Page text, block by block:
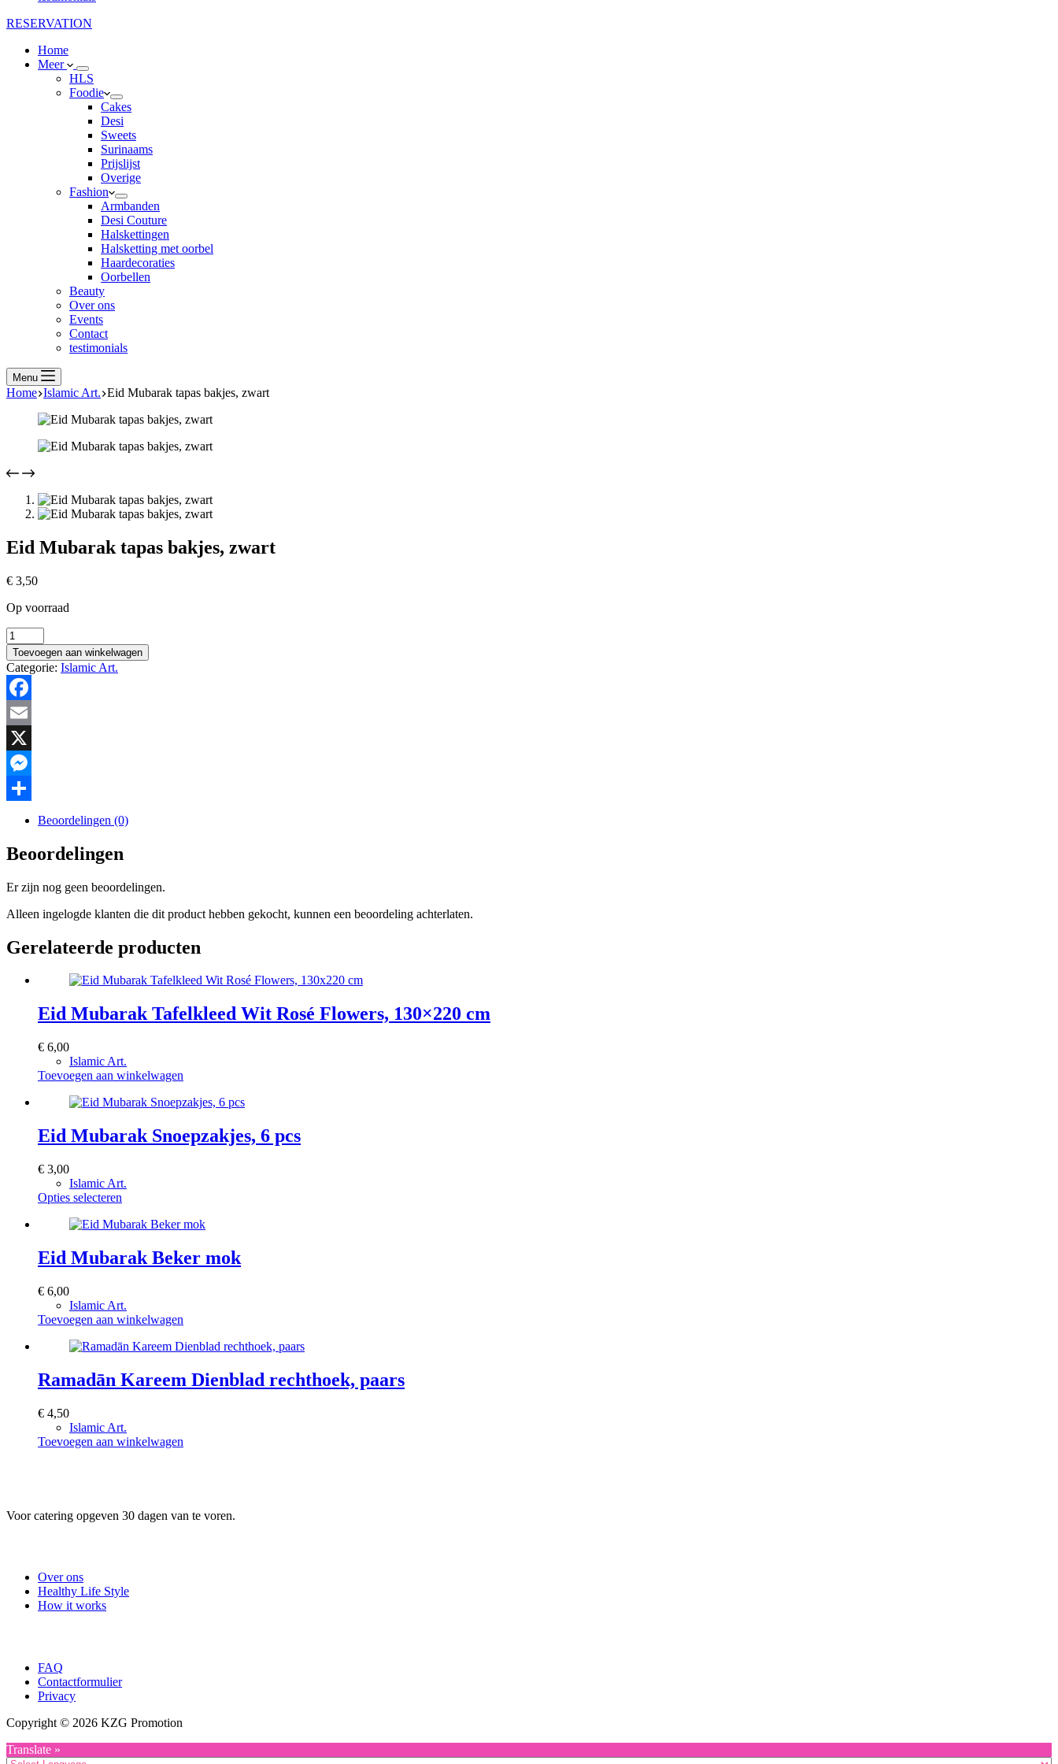
RESERVATION
Home
Meer
HLS
Foodie
Cakes
Desi
Sweets
Surinaams
Prijslijst
Overige
Fashion
Armbanden
Desi Couture
Halskettingen
Halsketting met oorbel
Haardecoraties
Oorbellen
Beauty
Over ons
Events
Contact
testimonials
Menu
Home Islamic Art. Eid Mubarak tapas bakjes, zwart
Eid Mubarak tapas bakjes, zwart
€ 3,50
Op voorraad
Eid
Mubarak
tapas
bakjes,
zwart
hoeveelheid
Toevoegen aan winkelwagen
Categorie: Islamic Art.
Facebook
Email
X
Messenger
Beoordelingen (0)
Beoordelingen
Er zijn nog geen beoordelingen.
Alleen ingelogde klanten die dit product hebben gekocht, kunnen een beoordeling achterlaten.
Gerelateerde producten
Eid Mubarak Tafelkleed Wit Rosé Flowers, 130×220 cm
€ 6,00
Islamic Art.
Toevoegen aan winkelwagen
Eid Mubarak Snoepzakjes, 6 pcs
€ 3,00
Islamic Art.
Opties selecteren
heeft
variaties.
Deze
gekozen
worden
de
Eid Mubarak Beker mok
€ 6,00
Islamic Art.
Toevoegen aan winkelwagen
Ramadān Kareem Dienblad rechthoek, paars
€ 4,50
Islamic Art.
Toevoegen aan winkelwagen
Voor catering opgeven 30 dagen van te voren.
Over ons
Healthy Life Style
How it works
FAQ
Contactformulier
Privacy
Copyright © 2026 KZG Promotion
Translate »